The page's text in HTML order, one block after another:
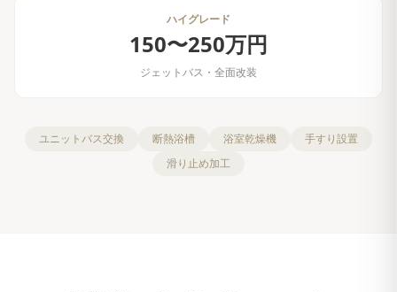
ハイグレード
150〜250万円
ジェットバス・全面改装
ユニットバス交換 断熱浴槽 浴室乾燥機
手すり設置
滑り止め加工